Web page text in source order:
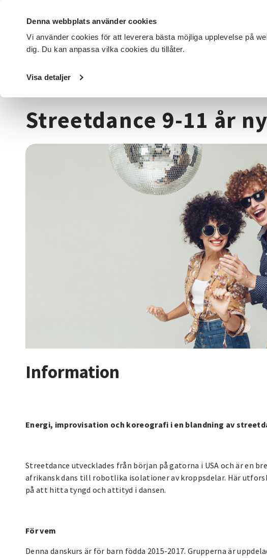
Denna webbplats använder cookies
Vi använder cookies för att leverera bästa möjliga upplevelse på
dig. Du kan anpassa vilka cookies du tillåter.
Visa detaljer
DET HÄR GÖR VI FÖR DIG SOM SÖK KURSER OCH EVENEMANG
Startsida / Kurser och evenemang
Streetdance 9-11 år
Information
Energi, improvisation och koreografi i en blandning av
Streetdance utvecklades från början på gatorna i USA och är en
afrikansk dans till robotlika isolationer av kroppsdelar. Här
på att hitta tyngd och attityd i dansen.
För vem
Denna danskurs är för barn födda 2015-2017. Grupperna är